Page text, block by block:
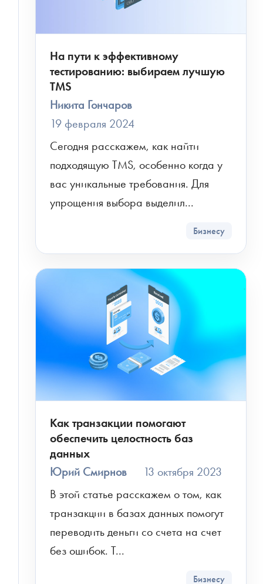
На пути к эффективному
тестированию: выбираем лучшую
TMS
Никита Гончаров
19 февраля 2024
Сегодня расскажем, как найти
подходящую TMS, особенно когда у
вас уникальные требования. Для
упрощения выбора выделил...
Бизнесу
Как транзакции помогают
обеспечить целостность баз
данных
Юрий Смирнов
13 октября 2023
В этой статье расскажем о том, как
транзакции в базах данных помогут
переводить деньги со счета на счет
без ошибок. Т...
Бизнесу